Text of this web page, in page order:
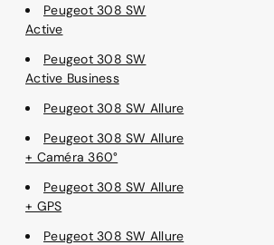
Peugeot 308 SW
Active
Peugeot 308 SW
Active Business
Peugeot 308 SW Allure
Peugeot 308 SW Allure
+ Caméra 360°
Peugeot 308 SW Allure
+ GPS
Peugeot 308 SW Allure